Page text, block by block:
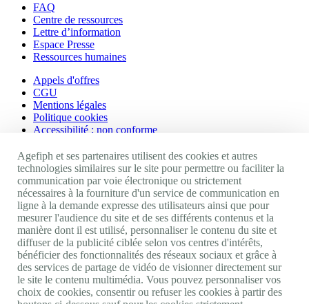
FAQ
Centre de ressources
Lettre d’information
Espace Presse
Ressources humaines
Appels d'offres
CGU
Mentions légales
Politique cookies
Accessibilité : non conforme
Nos autres sites
Site portail Agefiph
Activateur de progrès
Handinnov
Innovation et recherche
Université du RRH
Service AppuiPro
Nous suivre
Agefiph et ses partenaires utilisent des cookies et autres
technologies similaires sur le site pour permettre ou faciliter la
communication par voie électronique ou strictement
nécessaires à la fourniture d'un service de communication en
ligne à la demande expresse des utilisateurs ainsi que pour
mesurer l'audience du site et de ses différents contenus et la
manière dont il est utilisé, personnaliser le contenu du site et
diffuser de la publicité ciblée selon vos centres d'intérêts,
bénéficier des fonctionnalités des réseaux sociaux et grâce à
des services de partage de vidéo de visionner directement sur
le site le contenu multimédia. Vous pouvez personnaliser vos
choix de cookies, consentir ou refuser les cookies à partir des